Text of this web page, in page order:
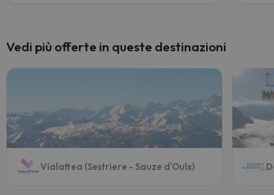
Vedi più offerte in queste destinazioni
Vialattea (Sestriere - Sauze d'Oulx)